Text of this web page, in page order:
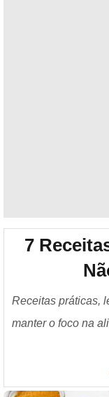
7
Receitas práticas,
manter o foco na